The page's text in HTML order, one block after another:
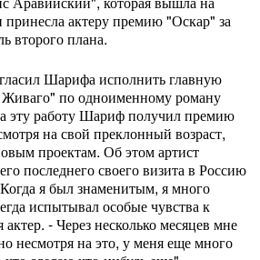
актеру премию "Оскар" за
второго плана.
Шарифа исполнить главную
Живаго" по одноименному роману
эту работу Шариф получил премию
на свой преклонный возраст,
проектам. Об этом артист
последнего своего визита в Россию
я был знаменитым, я много
испытывал особые чувства к
- Через несколько месяцев мне
несмотря на это, у меня еще много